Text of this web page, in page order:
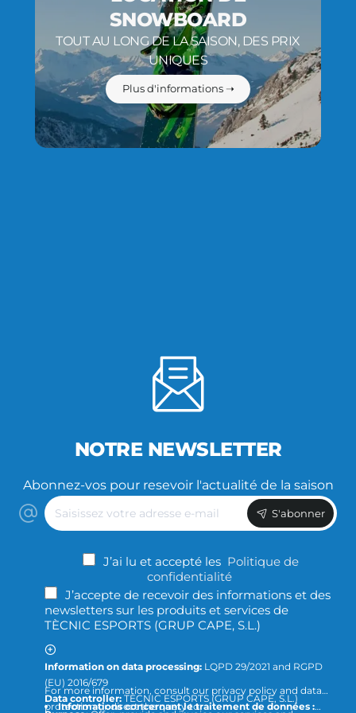
SNOWBOARD
TOUT AU LONG DE LA SAISON, DES PRIX
UNIQUES
Plus d'informations ➝
NOTRE NEWSLETTER
Abonnez-vos pour resevoir l'actualité de la saison
Saisissez
votre
adresse
S'abonner
J’ai lu et accepté les Politique de
confidentialité
J’accepte de recevoir des informations et des
newsletters sur les produits et services de
TÈCNIC ESPORTS (GRUP CAPE, S.L.)
Information on data processing: LQPD 29/2021 and RGPD
(EU) 2016/679
Data controller: TÈCNIC ESPORTS (GRUP CAPE, S.L.)
For more information, consult our privacy policy and data
protection or direct the query to
Informations concernant le traitement de données :